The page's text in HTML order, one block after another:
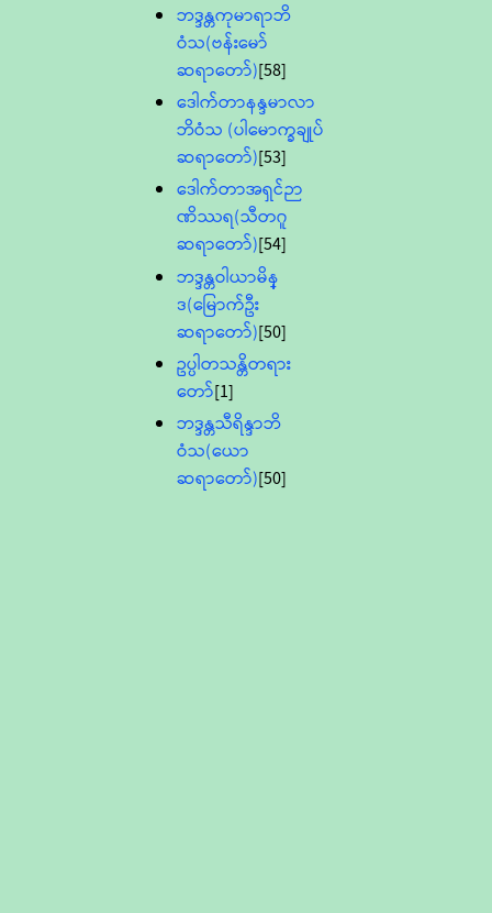
ဘဒ္ဒန္တကုမာရာဘိ
ဝံသ(ဗန်းမော်
ဆရာတော်)[58]
ဒေါက်တာနန္ဒမာလာ
ဘိဝံသ (ပါမောက္ခချုပ်
ဆရာတော်)[53]
ဒေါက်တာအရှင်ဉာ
ဏိဿရ(သီတဂူ
ဆရာတော်)[54]
ဘဒ္ဒန္တဝါယာမိန္
ဒ(မြောက်ဦး
ဆရာတော်)[50]
ဥပ္ပါတသန္တိတရား
တော်[1]
ဘဒ္ဒန္တသီရိန္ဒာဘိ
ဝံသ(ယော
ဆရာတော်)[50]